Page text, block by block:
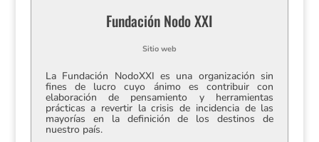
Fundación Nodo XXI
Sitio web
La Fundación NodoXXI es una organización sin
fines de lucro cuyo ánimo es contribuir con
elaboración de pensamiento y herramientas
prácticas a revertir la crisis de incidencia de las
mayorías en la definición de los destinos de
nuestro país.